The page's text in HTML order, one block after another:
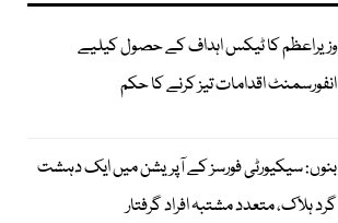
وزیراعظم کا ٹیکس اہداف کے حصول کیلیے
انفورسمنٹ اقدامات تیز کرنے کا حکم
بنوں: سیکیورٹی فورسز کے آپریشن میں ایک دہشت
گرد ہلاک، متعدد مشتبہ افراد گرفتار